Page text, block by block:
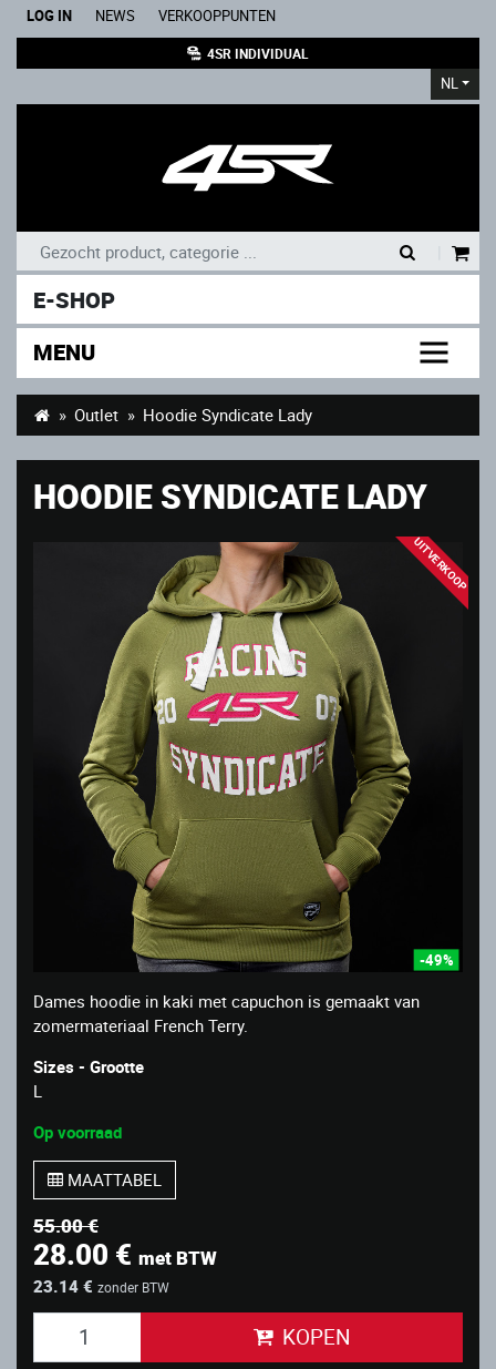
LOG IN NEWS VERKOOPPUNTEN
4SR INDIVIDUAL
NL
E-SHOP
MENU
Outlet Hoodie Syndicate Lady
HOODIE SYNDICATE LADY
UITVERKOOP
-49%
Dames hoodie in kaki met capuchon is gemaakt van
zomermateriaal French Terry.
Sizes - Grootte
L
Op voorraad
MAATTABEL
55.00 €
28.00 € met BTW
23.14 € zonder BTW
KOPEN